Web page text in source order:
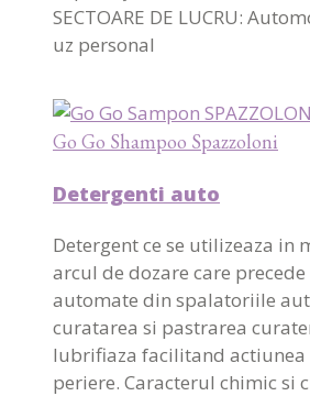
SECTOARE DE LUCRU:
uz personal
Go Go Shampoo Spazzoloni
Detergenti auto
Detergent ce se utilizeaza in
arcul de dozare care
automate din spalatoriile
curatarea si pastrarea
lubrifiaza facilitand actiunea
periere. Caracterul chimic si